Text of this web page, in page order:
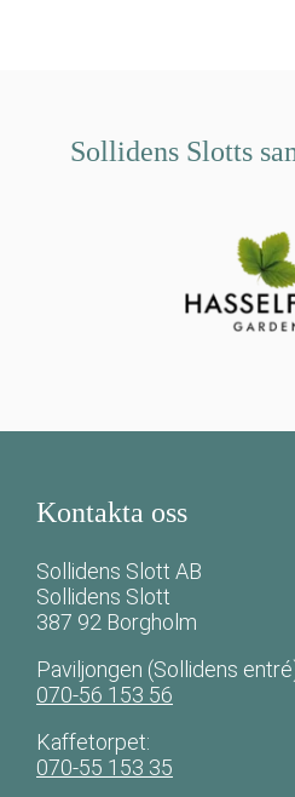
Sollidens Slotts
Kontakta oss
Sollidens Slott AB
Sollidens Slott
387 92 Borgholm
Paviljongen (Sollidens
070-56 153 56
Kaffetorpet:
070-55 153 35